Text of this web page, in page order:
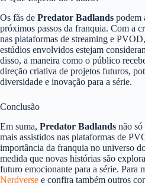
Os fãs de Predator Badlands podem
próximos passos da franquia. Com a
nas plataformas de streaming e
estúdios envolvidos estejam
disso, a maneira como o público
direção criativa de projetos futuros,
diversidade e inovação para a série.
Conclusão
Em suma, Predator Badlands não
mais assistidos nas plataformas de
importância da franquia no universo
medida que novas histórias são
futuro emocionante para a série. Para
Nerdverse e confira também outros